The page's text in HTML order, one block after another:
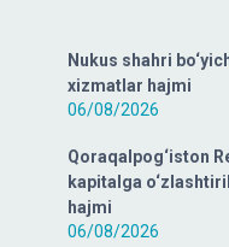
Nukus shahri
xizmatlar hajmi
06/08/2026
Qoraqalpog‘iston
kapitalga
hajmi
06/08/2026